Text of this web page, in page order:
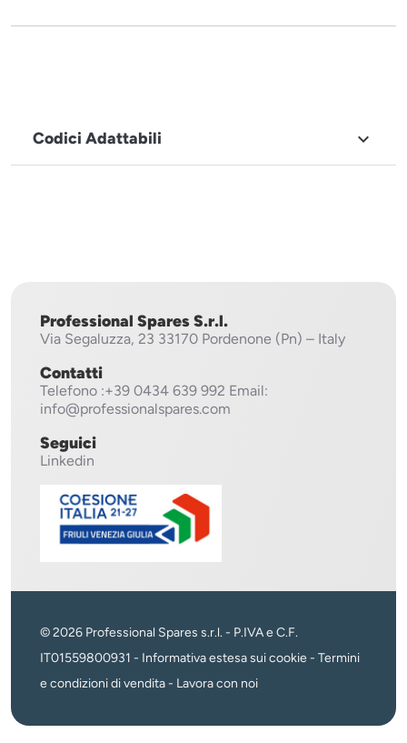
Codici Adattabili 
Professional Spares S.r.l.
Via Segaluzza, 23 33170 Pordenone (Pn) – Italy
Contatti
Telefono :+39 0434 639 992 Email:
info@professionalspares.com
Seguici
Linkedin
© 2026 Professional Spares s.r.l. - P.IVA e C.F.
IT01559800931 - Informativa estesa sui cookie - Termini
e condizioni di vendita- Lavora con noi